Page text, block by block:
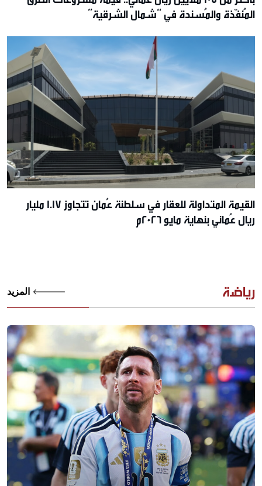
المُنفّذة والمُسندة في “شمال الشرقية”
القيمة المتداولة للعقار في سلطنة عُمان تتجاوز 1.17 مليار
ريال عُماني بنهاية مايو 2026م
رياضة المزيد